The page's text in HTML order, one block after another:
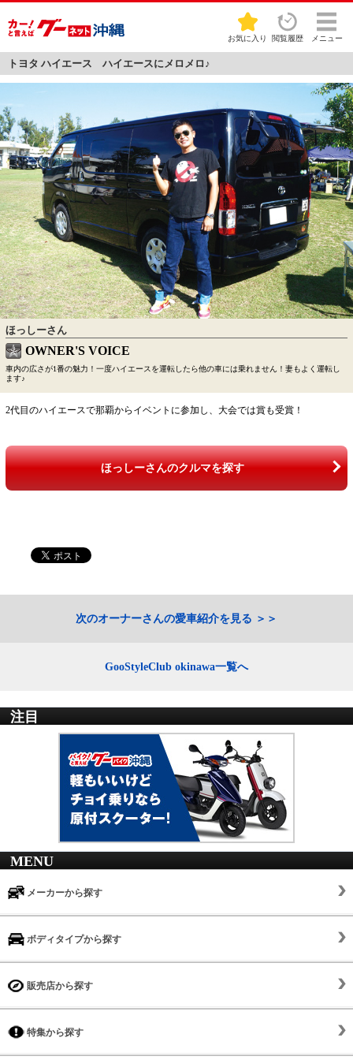
お気に入り 閲覧履歴 メニュー
トヨタ ハイエース ハイエースにメロメロ♪
ほっしーさん
OWNER'S VOICE
車内の広さが1番の魅力！一度ハイエースを運転したら他の車には乗れません！妻もよく運転し
ます♪
2代目のハイエースで那覇からイベントに参加し、大会では賞も受賞！
ほっしーさんのクルマを探す
次のオーナーさんの愛車紹介を見る
GooStyleClub okinawa一覧へ
注目
MENU
メーカーから探す
ボディタイプから探す
販売店から探す
特集から探す